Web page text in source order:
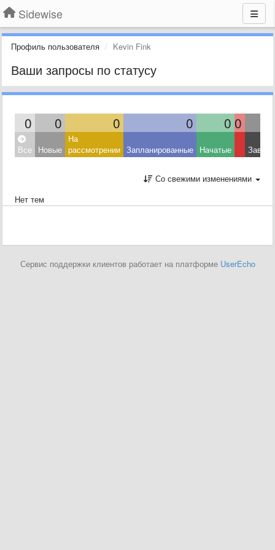
Sidewise
Профиль пользователя Kevin Fink
Ваши запросы по статусу
0 0 0 0 0 0
Все Новые
На
рассмотрении Запланированные Начатые
Со свежими изменениями
Нет тем
Сервис поддержки клиентов работает на платформе UserEcho